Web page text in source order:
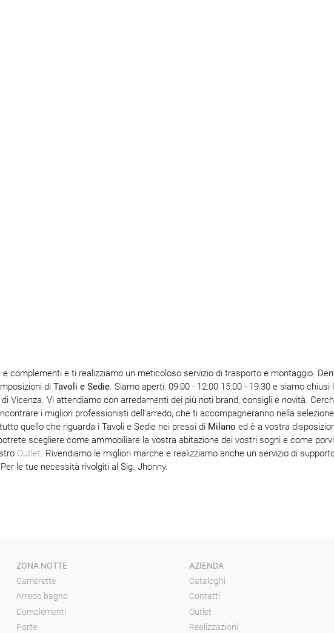
complementi e ti realizziamo un meticoloso servizio di trasporto e montaggio.
di Tavoli e Sedie. Siamo aperti: 09:00 - 12:00 15:00 - 19:30 e siamo
Vicenza. Vi attendiamo con arredamenti dei più noti brand, consigli e novità.
i migliori professionisti dell'arredo, che ti accompagneranno nella
quello che riguarda i Tavoli e Sedie nei pressi di Milano ed è a vostra
scegliere come ammobiliare la vostra abitazione dei vostri sogni e come
Outlet. Rivendiamo le migliori marche e realizziamo anche un servizio di
le tue necessità rivolgiti al Sig. Jhonny.
ZONA NOTTE
Camerette
Arredo bagno
Complementi
Porte
AZIENDA
Cataloghi
Contatti
Outlet
Realizzazioni